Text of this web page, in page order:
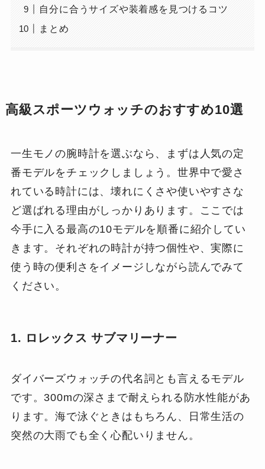
自分に合うサイズや装着感を見つけるコツ
まとめ
高級スポーツウォッチのおすすめ10選
一生モノの腕時計を選ぶなら、まずは人気の定
番モデルをチェックしましょう。世界中で愛さ
れている時計には、壊れにくさや使いやすさな
ど選ばれる理由がしっかりあります。ここでは
今手に入る最高の10モデルを順番に紹介してい
きます。それぞれの時計が持つ個性や、実際に
使う時の便利さをイメージしながら読んでみて
ください。
1. ロレックス サブマリーナー
ダイバーズウォッチの代名詞とも言えるモデル
です。300mの深さまで耐えられる防水性能があ
ります。海で泳ぐときはもちろん、日常生活の
突然の大雨でも全く心配いりません。